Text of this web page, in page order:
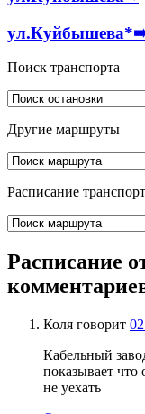
ул.Куйбышева*
Поиск транспорта
Другие маршруты
Расписание
Расписание
Коля говорит
Кабельный
показывает
не уехать